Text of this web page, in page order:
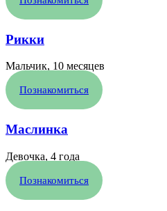
Рикки
Мальчик, 10 месяцев
Познакомиться
Маслинка
Девочка, 4 года
Познакомиться